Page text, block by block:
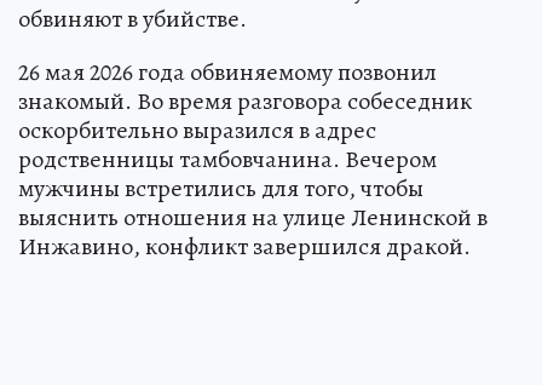
дела в отношении 28-летнего мужчины. Его
обвиняют в убийстве.
26 мая 2026 года обвиняемому позвонил
знакомый. Во время разговора собеседник
оскорбительно выразился в адрес
родственницы тамбовчанина. Вечером
мужчины встретились для того, чтобы
выяснить отношения на улице Ленинской в